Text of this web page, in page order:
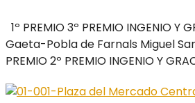
1º PREMIO 3º PREMIO INGENIO Y
Gaeta-Pobla de Farnals Miguel
PREMIO 2º PREMIO INGENIO Y